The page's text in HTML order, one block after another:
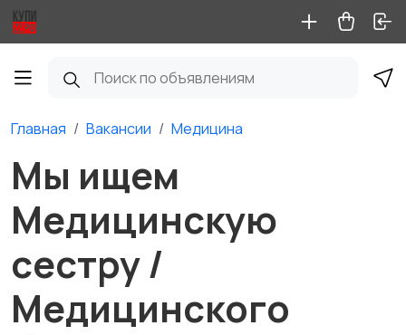
Главная Вакансии Медицина
Мы ищем
Медицинскую
сестру /
Медицинского